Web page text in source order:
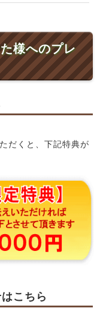
様へのプレ
だくと、下記特典が
こちら